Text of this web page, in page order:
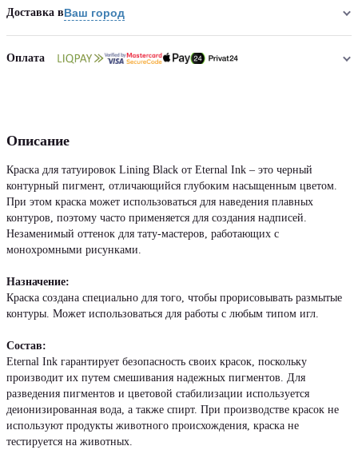
Доставка вВаш город
Оплата
Описание
Краска для татуировок Lining Black от Eternal Ink – это черный
контурный пигмент, отличающийся глубоким насыщенным цветом.
При этом краска может использоваться для наведения плавных
контуров, поэтому часто применяется для создания надписей.
Незаменимый оттенок для тату-мастеров, работающих с
монохромными рисунками.
Назначение:
Краска создана специально для того, чтобы прорисовывать размытые
контуры. Может использоваться для работы с любым типом игл.
Состав:
Eternal Ink гарантирует безопасность своих красок, поскольку
производит их путем смешивания надежных пигментов. Для
разведения пигментов и цветовой стабилизации используется
деионизированная вода, а также спирт. При производстве красок не
используют продукты животного происхождения, краска не
тестируется на животных.